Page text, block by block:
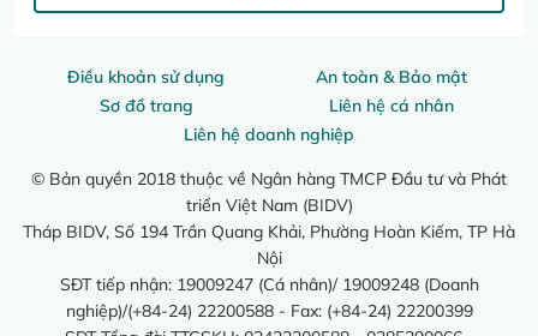
Điều khoản sử dụng
An toàn & Bảo mật
Sơ đồ trang
Liên hệ cá nhân
Liên hệ doanh nghiệp
© Bản quyền 2018 thuộc về Ngân hàng TMCP Đầu tư và Phát
triển Việt Nam (BIDV)
Tháp BIDV, Số 194 Trần Quang Khải, Phường Hoàn Kiếm, TP Hà
Nội
SĐT tiếp nhận: 19009247 (Cá nhân)/ 19009248 (Doanh
nghiệp)/(+84-24) 22200588 - Fax: (+84-24) 22200399